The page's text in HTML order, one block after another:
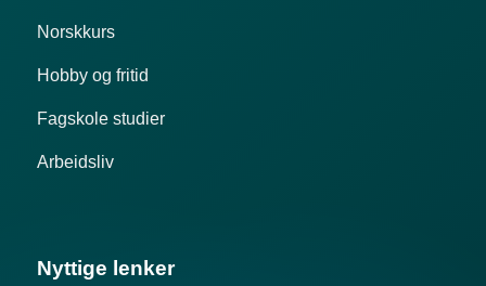
Norskkurs
Hobby og fritid
Fagskole studier
Arbeidsliv
Nyttige lenker